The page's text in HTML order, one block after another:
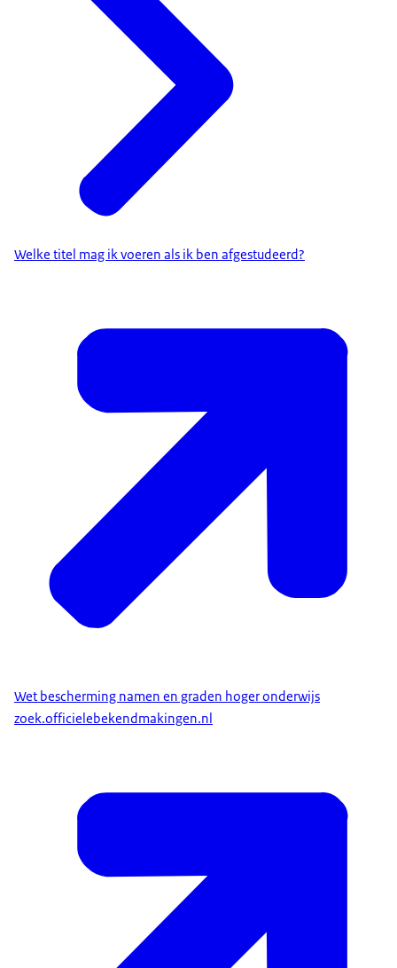
Welke titel mag ik voeren als ik ben afgestudeerd?
Wet bescherming namen en graden hoger onderwijs
zoek.officielebekendmakingen.nl